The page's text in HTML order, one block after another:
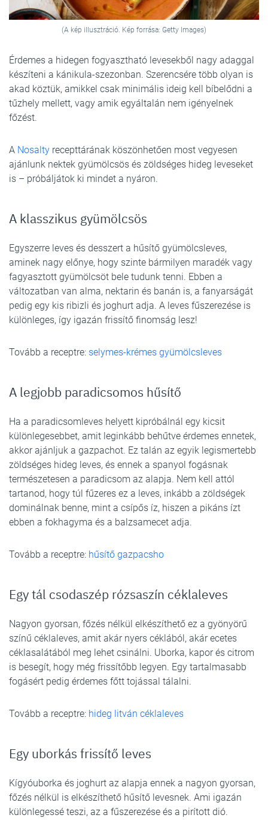
(A kép illusztráció. Kép forrása: Getty Images)
Érdemes a hidegen fogyasztható levesekből nagy adaggal
készíteni a kánikula-szezonban. Szerencsére több olyan is
akad köztük, amikkel csak minimális ideig kell bíbelődni a
tűzhely mellett, vagy amik egyáltalán nem igényelnek
főzést.
A Nosalty recepttárának köszönhetően most vegyesen
ajánlunk nektek gyümölcsös és zöldséges hideg leveseket
is – próbáljátok ki mindet a nyáron.
A klasszikus gyümölcsös
Egyszerre leves és desszert a hűsítő gyümölcsleves,
aminek nagy előnye, hogy szinte bármilyen maradék vagy
fagyasztott gyümölcsöt bele tudunk tenni. Ebben a
változatban van alma, nektarin és banán is, a fanyarságát
pedig egy kis ribizli és joghurt adja. A leves fűszerezése is
különleges, így igazán frissítő finomság lesz!
Tovább a receptre: selymes-krémes gyümölcsleves
A legjobb paradicsomos hűsítő
Ha a paradicsomleves helyett kipróbálnál egy kicsit
különlegesebbet, amit leginkább behűtve érdemes ennetek,
akkor ajánljuk a gazpachot. Ez talán az egyik legismertebb
zöldséges hideg leves, és ennek a spanyol fogásnak
természetesen a paradicsom az alapja. Nem kell attól
tartanod, hogy túl fűzeres ez a leves, inkább a zöldségek
dominálnak benne, mint a csípős íz, hiszen a pikáns ízt
ebben a fokhagyma és a balzsamecet adja.
Tovább a receptre: hűsítő gazpacsho
Egy tál csodaszép rózsaszín céklaleves
Nagyon gyorsan, főzés nélkül elkészíthető ez a gyönyörű
színű céklaleves, amit akár nyers céklából, akár ecetes
céklasalátából meg lehet csinálni. Uborka, kapor és citrom
is besegít, hogy még frissítőbb legyen. Egy tartalmasabb
fogásért pedig érdemes főtt tojással tálalni.
Tovább a receptre: hideg litván céklaleves
Egy uborkás frissítő leves
Kígyóuborka és joghurt az alapja ennek a nagyon gyorsan,
főzés nélkül is elkészíthető hűsítő levesnek. Ami igazán
különlegessé teszi, az a fűszerezése és a pirított dió.